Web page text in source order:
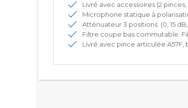
Livré avec accessoires (2
Microphone statique à
Atténuateur 3 positions. (0, 15
Filtre coupe bas commutable.
Livré avec pince articulée